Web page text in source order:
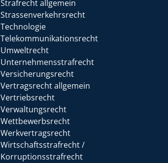
Strafrecht allgemein
Strassenverkehrsrecht
Technologie
Telekommunikationsrecht
Umweltrecht
Unternehmensstrafrecht
Versicherungsrecht
Vertragsrecht allgemein
Vertriebsrecht
Verwaltungsrecht
Wettbewerbsrecht
Werkvertragsrecht
Wirtschaftsstrafrecht /
Korruptionsstrafrecht